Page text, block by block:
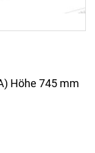
Höhe 745 mm